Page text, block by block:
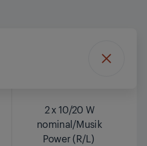
2 x 10/20 W
nominal/Musik
Power (R/L)